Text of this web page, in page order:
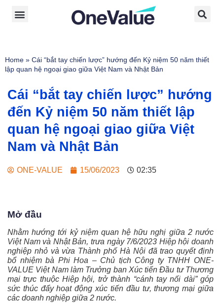
Home » Cái “bắt tay chiến lược” hướng đến Kỷ niệm 50 năm thiết
lập quan hệ ngoại giao giữa Việt Nam và Nhật Bản
Cái “bắt tay chiến lược” hướng
đến Kỷ niệm 50 năm thiết lập
quan hệ ngoại giao giữa Việt
Nam và Nhật Bản
ONE-VALUE 15/06/2023 02:35
Mở đầu
Nhằm hướng tới kỷ niệm quan hệ hữu nghị giữa 2 nước
Việt Nam và Nhật Bản, trưa ngày 7/6/2023 Hiệp hội doanh
nghiệp nhỏ và vừa Thành phố Hà Nội đã trao quyết định
bổ nhiệmbà Phi Hoa – Chủ tịch Công ty TNHH ONE-
VALUE Việt Nam làmTrưởng ban Xúc tiến Đầu tư Thương
mại trực thuộc Hiệp hội, trở thành “cánh tay nối dài” góp
sức thúc đẩy hoạt động xúc tiến đầu tư, thương mại giữa
các doanh nghiệp giữa 2 nước.